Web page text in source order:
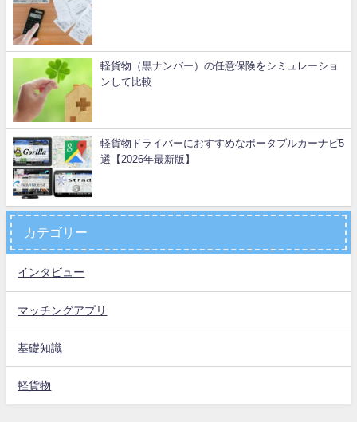
軽貨物（黒ナンバー）の任意保険をシミュレーショ
ンして比較
軽貨物ドライバーにおすすめなポータブルカーナビ5
選【2026年最新版】
カテゴリー
インタビュー
マッチングアプリ
基礎知識
軽貨物